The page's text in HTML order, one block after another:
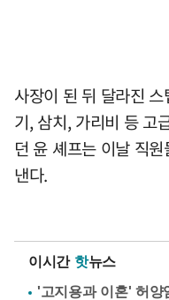
사장이 된 뒤 달라진
기, 삼치, 가리비 등 고
던 윤 셰프는 이날 직
낸다.
이시간 핫뉴스
'고지용과 이혼' 허양